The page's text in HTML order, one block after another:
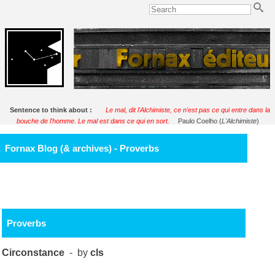
Sentence to think about :
Le mal, dit l'Alchimiste, ce n'est pas ce qui entre dans la
bouche de l'homme. Le mal est dans ce qui en sort.
Paulo Coelho (L'Alchimiste)
Fornax Blog (& archives) - Proverbs
Proverbs
Circonstance - bycls